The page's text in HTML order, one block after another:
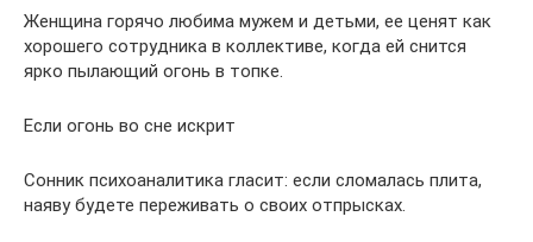
Женщина горячо любима мужем и детьми, ее ценят как
хорошего сотрудника в коллективе, когда ей снится
ярко пылающий огонь в топке.
Если огонь во сне искрит
Сонник психоаналитика гласит: если сломалась плита,
наяву будете переживать о своих отпрысках.